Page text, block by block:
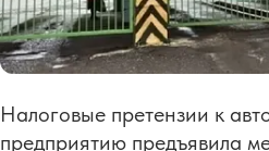
Налоговые претензии к
предприятию предъявила